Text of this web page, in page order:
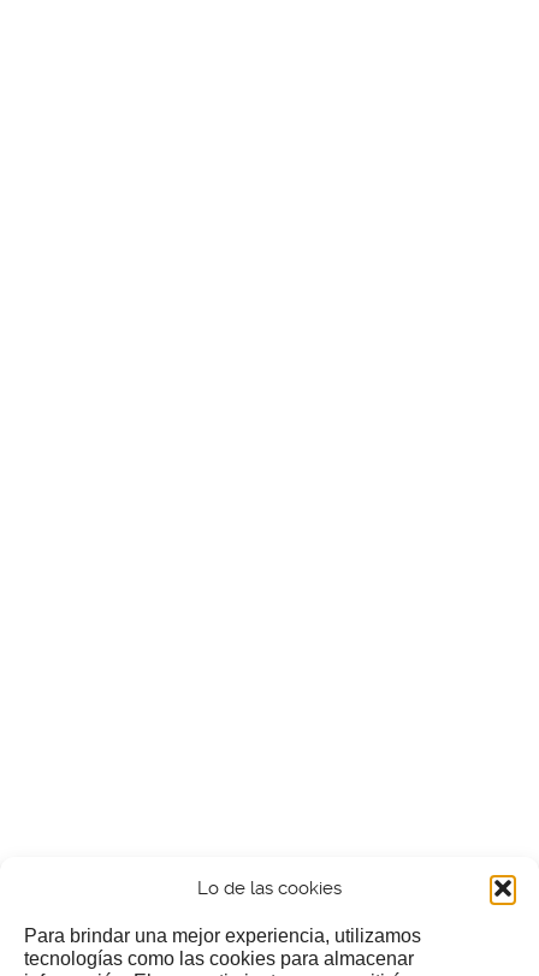
Lo de las cookies
Para brindar una mejor experiencia, utilizamos
tecnologías como las cookies para almacenar